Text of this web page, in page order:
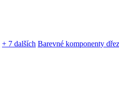
+ 7 dalších Barevné komponenty